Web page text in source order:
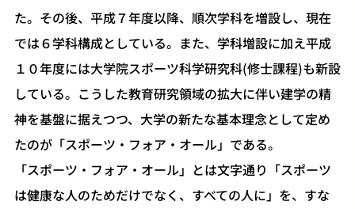
た。その後、平成７年度以降、順次学科を増設し、現在
では６学科構成としている。また、学科増設に加え平成
１０年度には大学院スポーツ科学研究科(修士課程)も新設
している。こうした教育研究領域の拡大に伴い建学の精
神を基盤に据えつつ、大学の新たな基本理念として定め
たのが「スポーツ・フォア・オール」である。
「スポーツ・フォア・オール」とは文字通り「スポーツ
は健康な人のためだけでなく、すべての人に」を、すな